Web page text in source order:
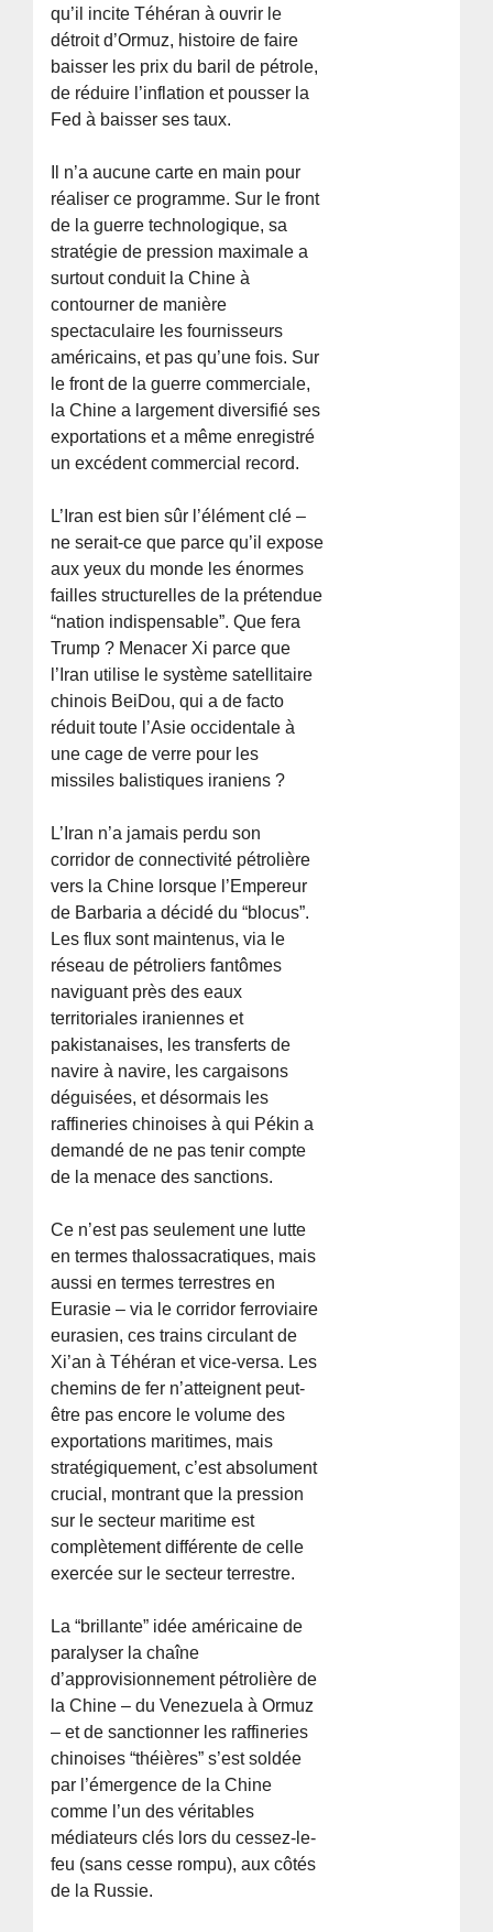
qu’il incite Téhéran à ouvrir le
détroit d’Ormuz, histoire de faire
baisser les prix du baril de pétrole,
de réduire l’inflation et pousser la
Fed à baisser ses taux.
Il n’a aucune carte en main pour
réaliser ce programme. Sur le front
de la guerre technologique, sa
stratégie de pression maximale a
surtout conduit la Chine à
contourner de manière
spectaculaire les fournisseurs
américains, et pas qu’une fois. Sur
le front de la guerre commerciale,
la Chine a largement diversifié ses
exportations et a même enregistré
un excédent commercial record.
L’Iran est bien sûr l’élément clé –
ne serait-ce que parce qu’il expose
aux yeux du monde les énormes
failles structurelles de la prétendue
“nation indispensable”. Que fera
Trump ? Menacer Xi parce que
l’Iran utilise le système satellitaire
chinois BeiDou, qui a de facto
réduit toute l’Asie occidentale à
une cage de verre pour les
missiles balistiques iraniens ?
L’Iran n’a jamais perdu son
corridor de connectivité pétrolière
vers la Chine lorsque l’Empereur
de Barbaria a décidé du “blocus”.
Les flux sont maintenus, via le
réseau de pétroliers fantômes
naviguant près des eaux
territoriales iraniennes et
pakistanaises, les transferts de
navire à navire, les cargaisons
déguisées, et désormais les
raffineries chinoises à qui Pékin a
demandé de ne pas tenir compte
de la menace des sanctions.
Ce n’est pas seulement une lutte
en termes thalossacratiques, mais
aussi en termes terrestres en
Eurasie – via le corridor ferroviaire
eurasien, ces trains circulant de
Xi’an à Téhéran et vice-versa. Les
chemins de fer n’atteignent peut-
être pas encore le volume des
exportations maritimes, mais
stratégiquement, c’est absolument
crucial, montrant que la pression
sur le secteur maritime est
complètement différente de celle
exercée sur le secteur terrestre.
La “brillante” idée américaine de
paralyser la chaîne
d’approvisionnement pétrolière de
la Chine – du Venezuela à Ormuz
– et de sanctionner les raffineries
chinoises “théières” s’est soldée
par l’émergence de la Chine
comme l’un des véritables
médiateurs clés lors du cessez-le-
feu (sans cesse rompu), aux côtés
de la Russie.